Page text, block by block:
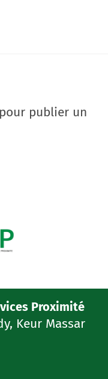
pour publier un
Proximité
Keur Massar